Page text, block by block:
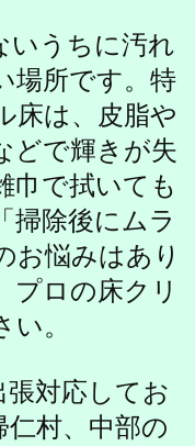
いうちに汚れ
場所です。特
床は、皮脂や
どで輝きが失
巾で拭いても
掃除後にムラ
お悩みはあり
プロの床クリ
。
張対応してお
仁村、中部の